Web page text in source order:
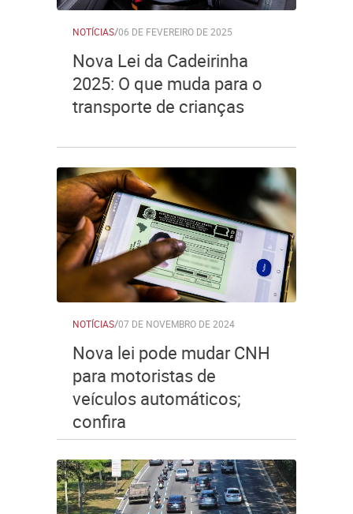
NOTÍCIAS/06 DE FEVEREIRO DE 2025
Nova Lei da Cadeirinha
2025: O que muda para o
transporte de crianças
NOTÍCIAS/07 DE NOVEMBRO DE 2024
Nova lei pode mudar CNH
para motoristas de
veículos automáticos;
confira